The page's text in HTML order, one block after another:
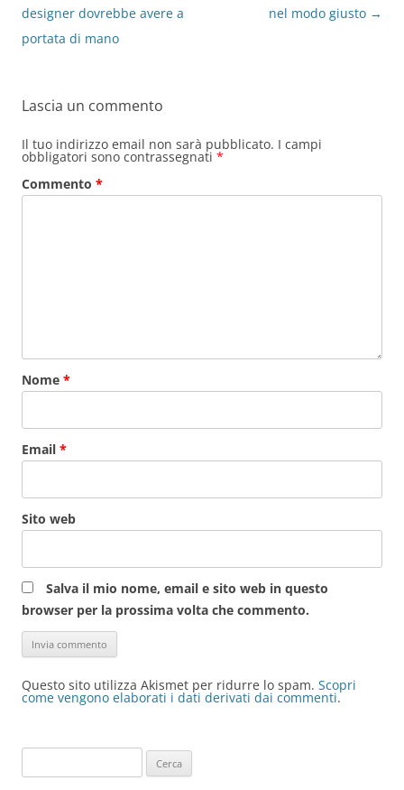
designer dovrebbe avere a
portata di mano
nel modo giusto →
Lascia un commento
Il tuo indirizzo email non sarà pubblicato. I campi
obbligatori sono contrassegnati *
Commento *
Nome *
Email *
Sito web
Salva il mio nome, email e sito web in questo
browser per la prossima volta che commento.
Questo sito utilizza Akismet per ridurre lo spam. Scopri
come vengono elaborati i dati derivati dai commenti.
per: